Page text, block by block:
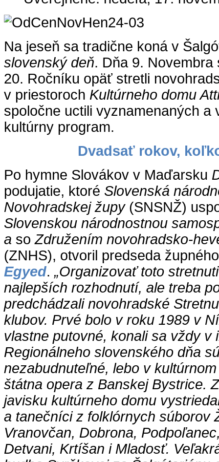
Na jeseň sa tradične koná v
slovenský deň. Dňa 9. Novembra
20. Ročníku opäť stretli
v priestoroch Kultúrneho domu
spoločne uctili vyznamenaných a
kultúrny program.
Dvadsať rokov,
Po hymne Slovákov v Maďarsku
podujatie, ktoré Slovenská
Novohradskej župy(SNSNŽ)
Slovenskou národnostnou
a so Združením novohradsko-
(ZNHS), otvoril predseda
Egyed. „Organizovať toto
najlepších rozhodnutí, ale treba
predchádzali novohradské
klubov. Prvé bolo v roku 1989 v
vlastne putovné, konali sa vždy v
Regionálneho slovenského dňa
nezabudnuteľné, lebo v
štátna opera z Banskej Bystrice.
javisku kultúrneho domu
a tanečníci z folklórnych súborov
Vranovčan, Dobrona,
Detvani, Krtíšan i Mladosť.